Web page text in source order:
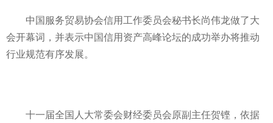
中国服务贸易协会信用工作委员会秘书长尚伟龙做了大
会开幕词，并表示中国信用资产高峰论坛的成功举办将推动
行业规范有序发展。
十一届全国人大常委会财经委员会原副主任贺铿，依据